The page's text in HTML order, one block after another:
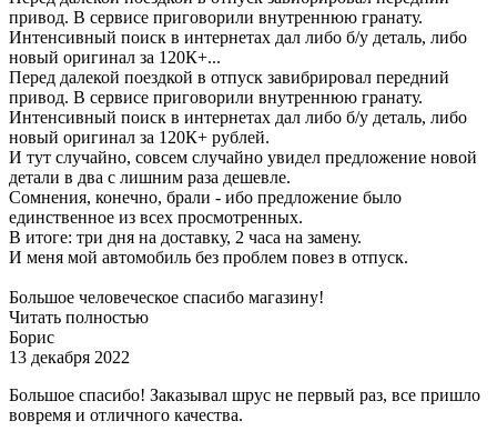
привод. В сервисе приговорили внутреннюю гранату.
Интенсивный поиск в интернетах дал либо б/у деталь, либо
новый оригинал за 120К+...
Перед далекой поездкой в отпуск завибрировал передний
привод. В сервисе приговорили внутреннюю гранату.
Интенсивный поиск в интернетах дал либо б/у деталь, либо
новый оригинал за 120К+ рублей.
И тут случайно, совсем случайно увидел предложение новой
детали в два с лишним раза дешевле.
Сомнения, конечно, брали - ибо предложение было
единственное из всех просмотренных.
В итоге: три дня на доставку, 2 часа на замену.
И меня мой автомобиль без проблем повез в отпуск.
Большое человеческое спасибо магазину!
Читать полностью
Борис
13 декабря 2022
Большое спасибо! Заказывал шрус не первый раз, все пришло
вовремя и отличного качества.